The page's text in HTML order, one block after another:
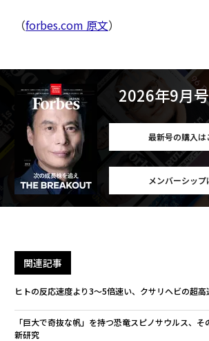
（forbes.com 原文）
2026年9月
最新号の購入は
メンバーシップ
関連記事
ヒトの反応速度より3～5倍速い、クサリヘビの超
「巨大で奇抜な帆」を持つ恐竜スピノサウルス、
新研究